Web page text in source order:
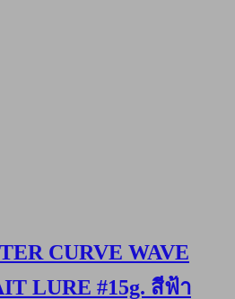
CURVE WAVE
LURE #15g. สีฟ้า